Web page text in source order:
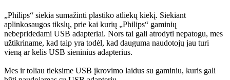
„Philips“ siekia sumažinti plastiko atliekų kiekį. Siekiant
aplinkosaugos tikslų, prie kai kurių „Philips“ gaminių
nebepridedami USB adapteriai. Nors tai gali atrodyti nepatogu, mes
užtikriname, kad taip yra todėl, kad dauguma naudotojų jau turi
vieną ar kelis USB sieninius adapterius.
Mes ir toliau tieksime USB įkrovimo laidus su gaminiu, kuris gali